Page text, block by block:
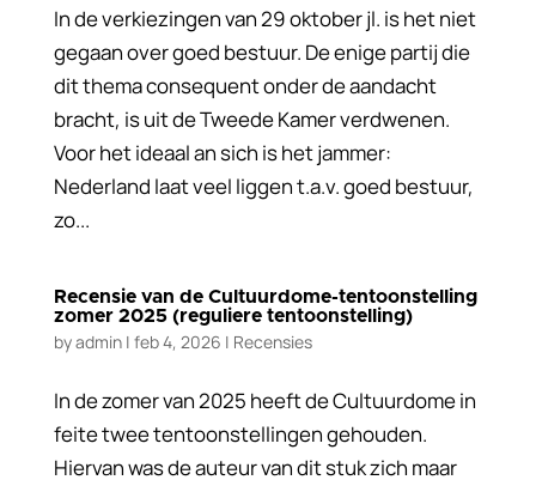
In de verkiezingen van 29 oktober jl. is het niet
gegaan over goed bestuur. De enige partij die
dit thema consequent onder de aandacht
bracht, is uit de Tweede Kamer verdwenen.
Voor het ideaal an sich is het jammer:
Nederland laat veel liggen t.a.v. goed bestuur,
zo...
Recensie van de Cultuurdome-tentoonstelling
zomer 2025 (reguliere tentoonstelling)
byadmin| feb 4, 2026 | Recensies
In de zomer van 2025 heeft de Cultuurdome in
feite twee tentoonstellingen gehouden.
Hiervan was de auteur van dit stuk zich maar